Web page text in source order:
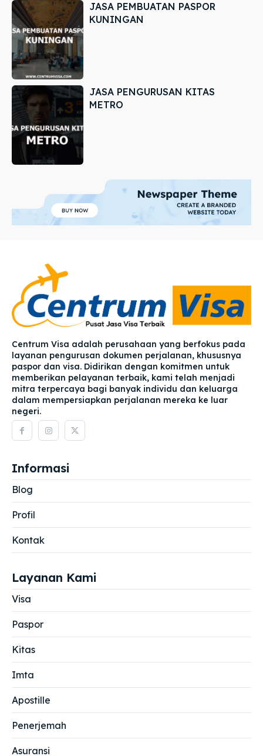
JASA PEMBUATAN PASPOR
KUNINGAN
JASA PENGURUSAN KITAS
METRO
Centrum Visa adalah perusahaan yang berfokus pada
layanan pengurusan dokumen perjalanan, khususnya
paspor dan visa. Didirikan dengan komitmen untuk
memberikan pelayanan terbaik, kami telah menjadi
mitra terpercaya bagi banyak individu dan keluarga
dalam mempersiapkan perjalanan mereka ke luar
negeri.
Informasi
Blog
Profil
Kontak
Layanan Kami
Visa
Paspor
Kitas
Imta
Apostille
Penerjemah
Asuransi